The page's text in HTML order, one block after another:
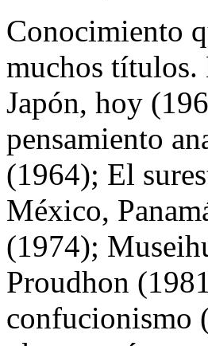
Conocimiento
muchos títulos.
Japón, hoy
pensamiento
(1964); El
México,
(1974);
Proudhon
confucionismo